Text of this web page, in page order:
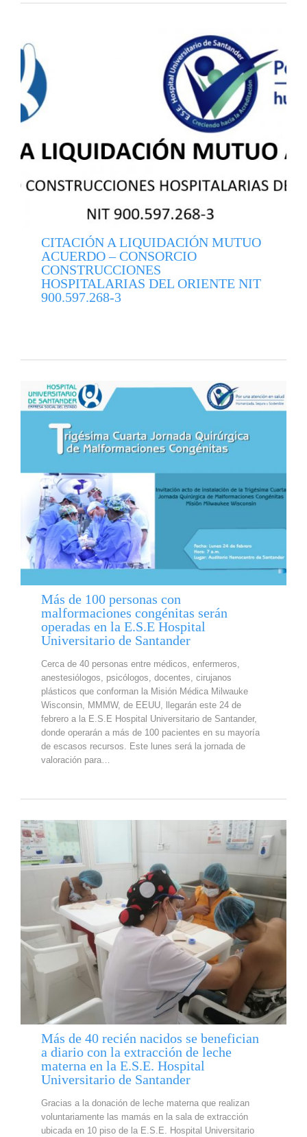
CITACIÓN A LIQUIDACIÓN MUTUO
ACUERDO – CONSORCIO
CONSTRUCCIONES
HOSPITALARIAS DEL ORIENTE NIT
900.597.268-3
Más de 100 personas con
malformaciones congénitas serán
operadas en la E.S.E Hospital
Universitario de Santander
Cerca de 40 personas entre médicos, enfermeros,
anestesiólogos, psicólogos, docentes, cirujanos
plásticos que conforman la Misión Médica Milwauke
Wisconsin, MMMW, de EEUU, llegarán este 24 de
febrero a la E.S.E Hospital Universitario de Santander,
donde operarán a más de 100 pacientes en su mayoría
de escasos recursos. Este lunes será la jornada de
valoración para…
Más de 40 recién nacidos se benefician
a diario con la extracción de leche
materna en la E.S.E. Hospital
Universitario de Santander
Gracias a la donación de leche materna que realizan
voluntariamente las mamás en la sala de extracción
ubicada en 10 piso de la E.S.E. Hospital Universitario